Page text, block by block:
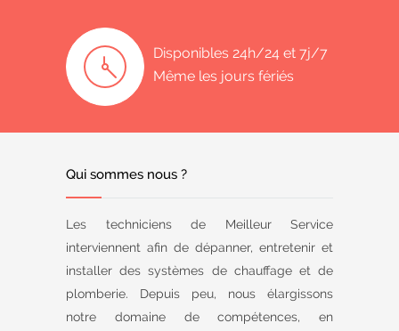
Disponibles 24h/24 et 7j/7
Même les jours fériés
Qui sommes nous ?
Les techniciens de Meilleur Service
interviennent afin de dépanner, entretenir et
installer des systèmes de chauffage et de
plomberie. Depuis peu, nous élargissons
notre domaine de compétences, en